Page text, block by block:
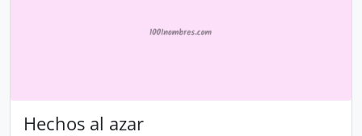
Hechos al azar